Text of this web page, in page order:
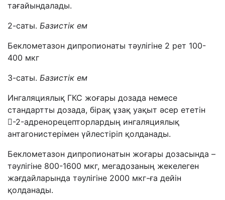
тағайындалады.
2-саты. Базистік ем
Беклометазон дипропионаты тәулігіне 2 рет 100-
400 мкг
3-саты. Базистік ем
Ингаляциялық ГКС жоғары дозада немесе
стандартты дозада, бірақ ұзақ уақыт әсер ететін
-2-адренорецепторлардың ингаляциялық
антагонистерімен үйлестіріп қолданады.
Беклометазон дипропионатын жоғары дозасында –
тәулігіне 800-1600 мкг, мегадозаның жекелеген
жағдайларында тәулігіне 2000 мкг-ға дейін
қолданады.